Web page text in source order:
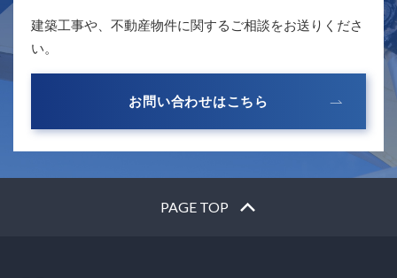
建築工事や、不動産物件に関するご相談をお送りくださ
い。
お問い合わせはこちら
PAGE TOP